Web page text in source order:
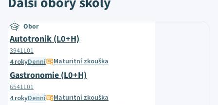
Obor
Autotronik (L0+H)
3941L01
4 rokyDenní Maturitní zkouška
Gastronomie (L0+H)
6541L01
4 rokyDenní Maturitní zkouška